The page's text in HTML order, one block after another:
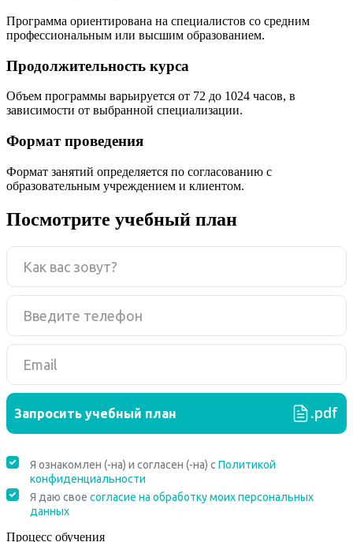
Программа ориентирована на специалистов со средним
профессиональным или высшим образованием.
Продолжительность курса
Объем программы варьируется от 72 до 1024 часов, в
зависимости от выбранной специализации.
Формат проведения
Формат занятий определяется по согласованию с
образовательным учреждением и клиентом.
Посмотрите учебный план
Процесс обучения